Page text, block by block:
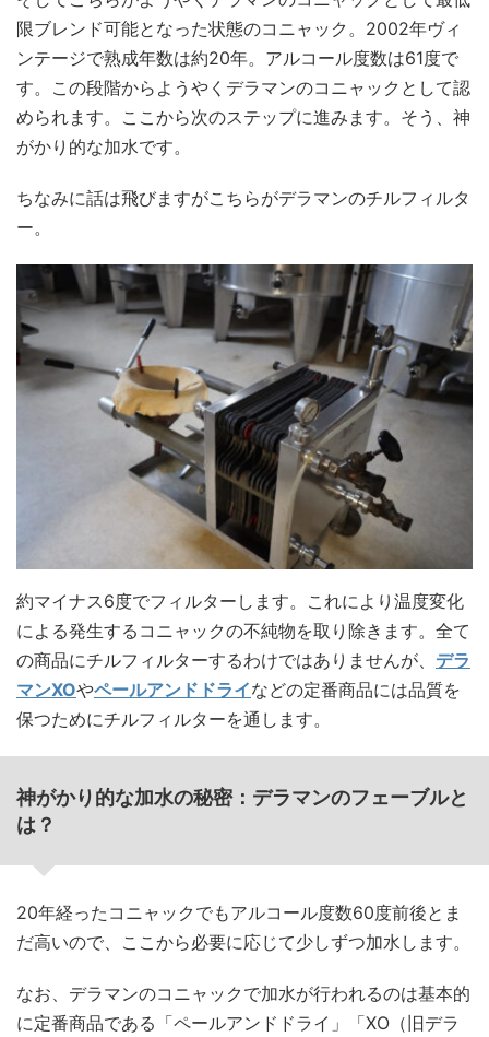
限ブレンド可能となった状態のコニャック。2002年ヴィ
ンテージで熟成年数は約20年。アルコール度数は61度で
す。この段階からようやくデラマンのコニャックとして認
められます。ここから次のステップに進みます。そう、神
がかり的な加水です。
ちなみに話は飛びますがこちらがデラマンのチルフィルタ
ー。
約マイナス6度でフィルターします。これにより温度変化
による発生するコニャックの不純物を取り除きます。全て
の商品にチルフィルターするわけではありませんが、 デラ
マンXOやペールアンドドライなどの定番商品には品質を
保つためにチルフィルターを通します。
神がかり的な加水の秘密：デラマンのフェーブルと
は？
20年経ったコニャックでもアルコール度数60度前後とま
だ高いので、ここから必要に応じて少しずつ加水します。
なお、デラマンのコニャックで加水が行われるのは基本的
に定番商品である「ペールアンドドライ」「XO（旧デラ